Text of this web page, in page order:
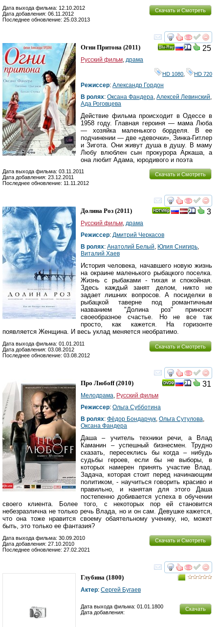
Скачать и Смотреть
Дата выхода фильма: 12.10.2012
Дата добавления: 06.11.2012
Последнее обновление: 25.03.2013
смотреть
25
Огни Притона (2011)
Русский фильм драма
HD 1080 HD 720
Режиссер: Александр Гордон
В ролях: Оксана Фандера Алексей Левинский
Ада Роговцева
Действие фильма происходит в Одессе в
1958 году. Главная героиня — мама Люба
— хозяйка маленького борделя. В ее
подчинении — две «девочки», Зинка-Гитлер
и Зигота. Они живут душа в душу. В маму
Любу влюблен сын прокурора Аркаша, а
она любит Адама, юродивого и поэта
Скачать и Смотреть
Дата выхода фильма: 03.11.2011
Дата добавления: 23.12.2011
Последнее обновление: 11.11.2012
смотреть
3
Долина Роз (2011)
Русский фильм, драма
Режиссер: Дмитрий Черкасов
В ролях: Анатолий Белый, Юлия Снигирь,
Виталий Хаев
История человека, начавшего новую жизнь
на окраине маленького рыбацкого поселка.
Жизнь с рыбаками - тихая и спокойная.
Здесь каждый занят делом, никто не
задает лишних вопросов. А посиделки в
рыбацкой таверне под романтичным
названием "Долина роз" приносят
своеобразное счастье. Но не все так
просто, как кажется. На горизонте
появляется Женщина. И весь уклад меняется необратимо.
Скачать и Смотреть
Дата выхода фильма: 01.01.2011
Дата добавления: 03.08.2012
Последнее обновление: 03.08.2012
смотреть
31
Про Любоff(2010)
Мелодрама, Русский фильм
Режиссер: Ольга Субботина
В ролях: Фёдор Бондарчук, Ольга Сутулова,
Оксана Фандера
Даша – учитель техники речи, а Влад
Каманин – успешный бизнесмен. Трудно
сказать, пересеклись бы когда – нибудь
судьбы героев, если бы не выборы, в
которых намерен принять участие Влад.
Задача, которая стоит перед начинающим
политиком, - научиться говорить красиво и
правильно, и нанятая для этого Даша
постепенно добивается успеха в обучении
своего клиента. Более того, с некоторых пор ей становится
небезразлична не только речь Влада, но и он сам. Девушке кажется,
что она тоже нравится своему обаятельному ученику, но, может
быть, это только ее фантазия?
Скачать и Смотреть
Дата выхода фильма: 30.09.2010
Дата добавления: 27.10.2010
Последнее обновление: 27.02.2021
смотреть
Глубина (1800)
Актер: Сергей Бугаев
Скачать
Дата выхода фильма: 01.01.1800
Дата добавления: